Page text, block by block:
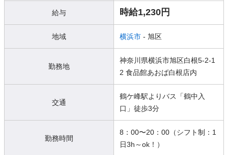
給与 時給1,230円
地域 横浜市 - 旭区
勤務地
神奈川県横浜市旭区白根5-2-1
2 食品館あおば白根店内
交通
鶴ケ峰駅よりバス「鶴中入
口」徒歩3分
勤務時間
8：00〜20：00（シフト制：1
日3h～ok！）